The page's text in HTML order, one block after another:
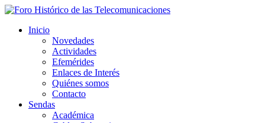
Inicio
Novedades
Actividades
Efemérides
Enlaces de Interés
Quiénes somos
Contacto
Sendas
Académica